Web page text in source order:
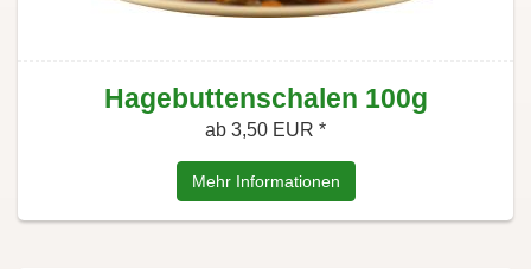
Hagebuttenschalen 100g
ab 3,50 EUR *
Mehr Informationen